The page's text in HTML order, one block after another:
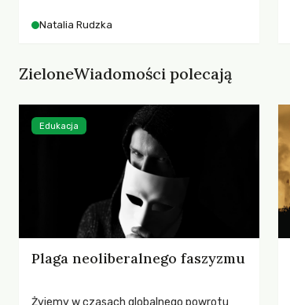
wód gruntowych i kolejne rekordy
wodnego często patrzymy w stronę
Tymczasem dane wskazują na znacznie
większy i mniej wygodny problem: skalę
wykorzystania zasobów przez produkcję
Natalia Rudzka
ZieloneWiadomości polecają
Plaga neoliberalnego faszyzmu
Żyjemy w czasach globalnego powrotu
Edukacja